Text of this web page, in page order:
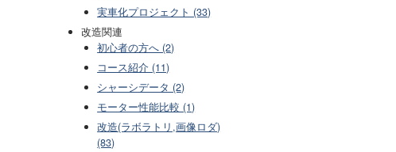
実車化プロジェクト (33)
改造関連
初心者の方へ (2)
コース紹介 (11)
シャーシデータ (2)
モーター性能比較 (1)
改造(ラボラトリ,画像ロダ)
(83)